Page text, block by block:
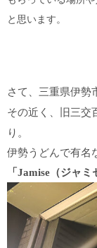
と思います。
さて、三重県伊勢
その近く、旧三交
り。
伊勢うどんで有名
「Jamise（ジャミ